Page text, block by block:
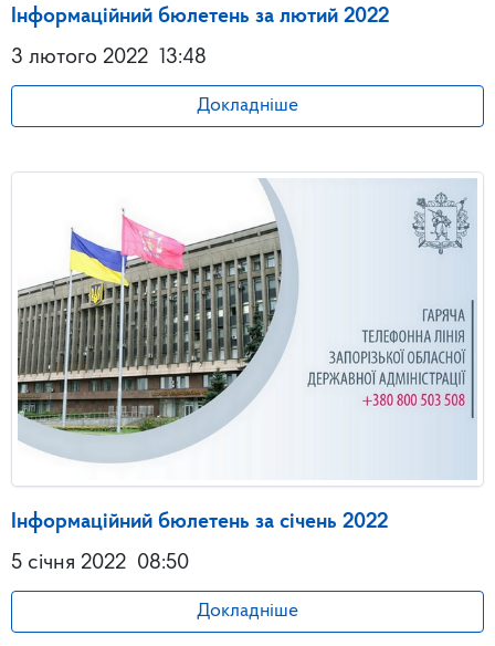
Інформаційний бюлетень за лютий 2022
3 лютого 2022 13:48
Докладніше
Інформаційний бюлетень за січень 2022
5 січня 2022 08:50
Докладніше